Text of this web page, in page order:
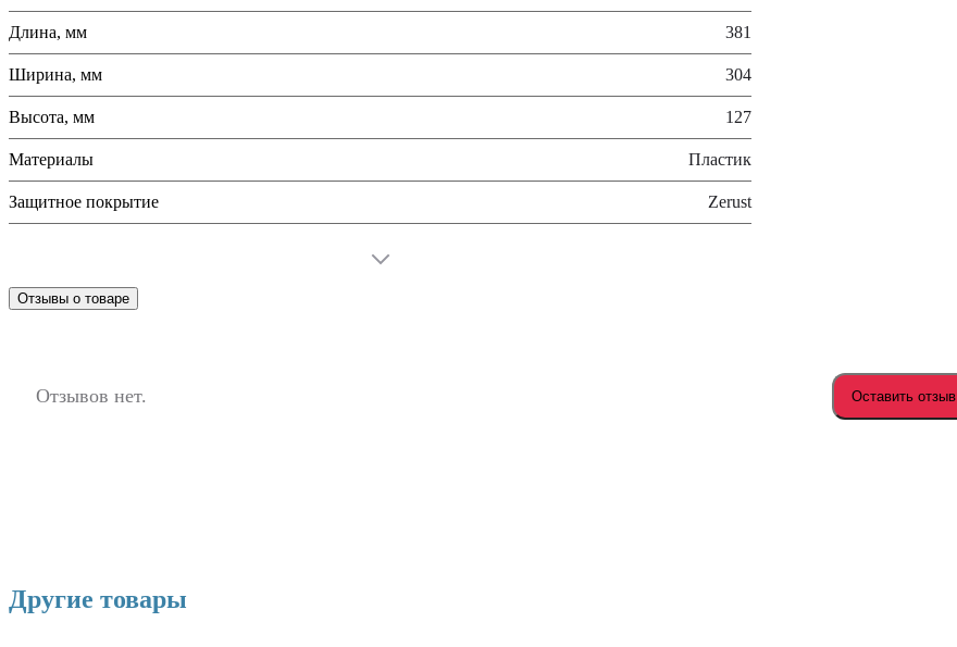
Длина, мм 381
Ширина, мм 304
Высота, мм 127
Материалы Пластик
Защитное покрытие Zerust
Отзывы о товаре
Отзывов нет. Оставить отзыв
Другие товары